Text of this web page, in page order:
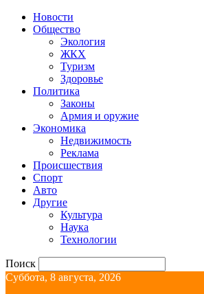
Новости
Общество
Экология
ЖКХ
Туризм
Здоровье
Политика
Законы
Армия и оружие
Экономика
Недвижимость
Реклама
Происшествия
Спорт
Авто
Другие
Культура
Наука
Технологии
Поиск
Суббота, 8 августа, 2026